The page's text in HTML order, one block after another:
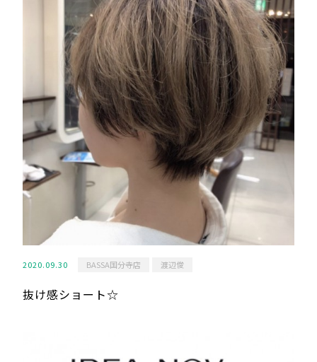
2020.09.30 BASSA国分寺店 渡辺俊
抜け感ショート☆